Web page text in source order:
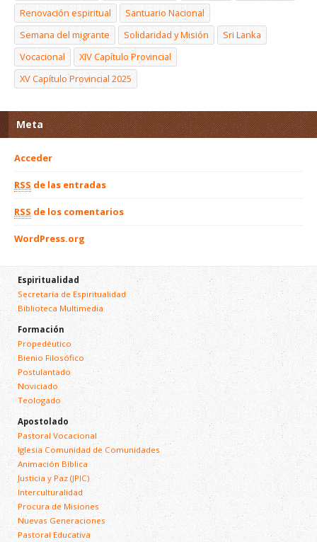
Renovación espiritual
Santuario Nacional
Semana del migrante
Solidaridad y Misión
Sri Lanka
Vocacional
XIV Capítulo Provincial
XV Capítulo Provincial 2025
Meta
Acceder
RSS de las entradas
RSS de los comentarios
WordPress.org
Espiritualidad
Secretaría de Espiritualidad
Biblioteca Multimedia
Formación
Propedéutico
Bienio Filosófico
Postulantado
Noviciado
Teologado
Apostolado
Pastoral Vocacional
Iglesia Comunidad de Comunidades
Animación Bíblica
Justicia y Paz (JPIC)
Interculturalidad
Procura de Misiones
Nuevas Generaciones
Pastoral Educativa